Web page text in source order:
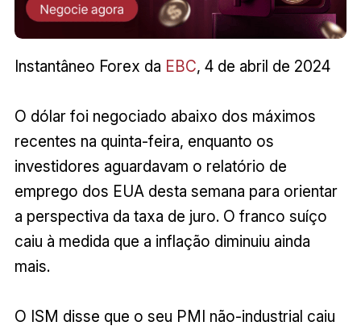
Instantâneo Forex da EBC, 4 de abril de 2024
O dólar foi negociado abaixo dos máximos
recentes na quinta-feira, enquanto os
investidores aguardavam o relatório de
emprego dos EUA desta semana para orientar
a perspectiva da taxa de juro. O franco suíço
caiu à medida que a inflação diminuiu ainda
mais.
O ISM disse que o seu PMI não-industrial caiu